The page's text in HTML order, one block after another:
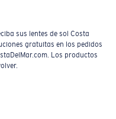
sus lentes de sol Costa
gratuitas en los pedidos
Los productos